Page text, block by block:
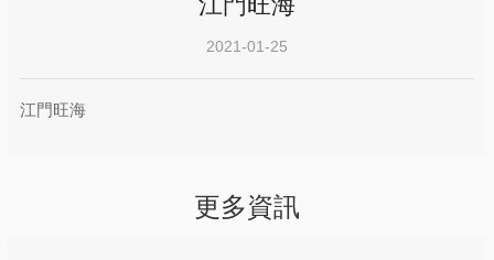
2021-01-25
江門旺海
更多資訊